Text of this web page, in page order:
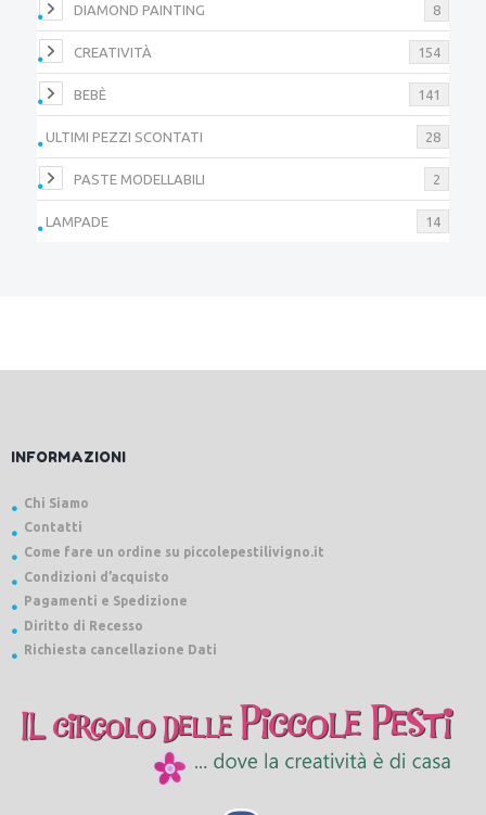
DIAMOND PAINTING 8
CREATIVITÀ 154
BEBÈ 141
ULTIMI PEZZI SCONTATI 28
PASTE MODELLABILI 2
LAMPADE 14
INFORMAZIONI
Chi Siamo
Contatti
Come fare un ordine su piccolepestilivigno.it
Condizioni d’acquisto
Pagamenti e Spedizione
Diritto di Recesso
Richiesta cancellazione Dati